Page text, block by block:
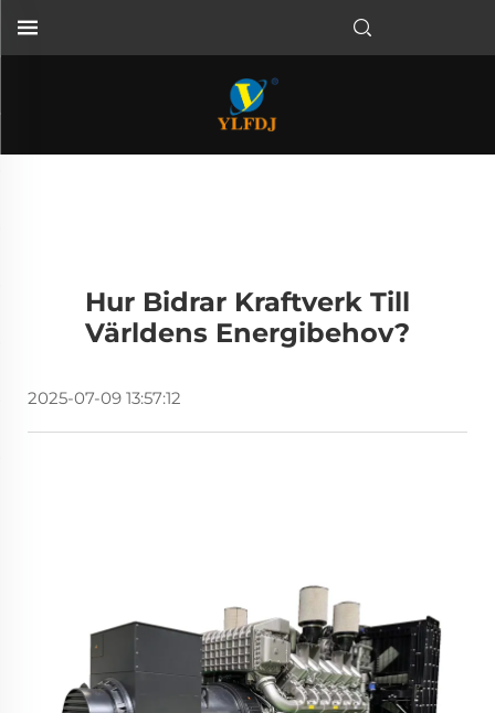
Hur Bidrar Kraftverk Till
Världens Energibehov?
2025-07-09 13:57:12